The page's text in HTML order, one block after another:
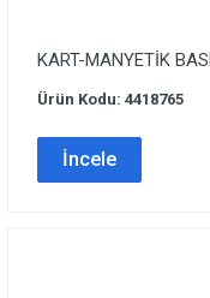
KART-MANYETİK
Ürün Kodu: 4418765
İncele